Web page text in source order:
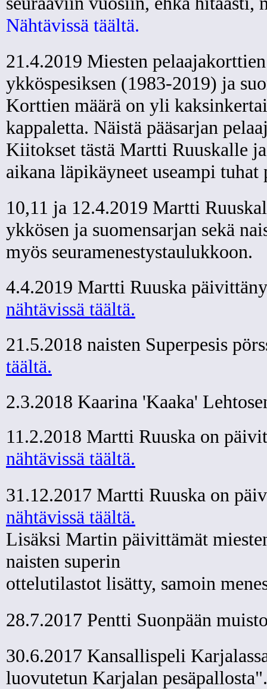
Nähtävissä täältä.
21.4.2019 Miesten
ykköspesiksen (1983-2019) ja
Korttien määrä on yli
kappaletta. Näistä pääsarjan
Kiitokset tästä Martti Ruuskalle
aikana läpikäyneet useampi
10,11 ja 12.4.2019 Martti
ykkösen ja suomensarjan sekä
myös seuramenestystaulukkoon.
4.4.2019 Martti Ruuska
nähtävissä täältä.
21.5.2018 naisten Superpesis
täältä.
2.3.2018 Kaarina 'Kaaka'
11.2.2018 Martti Ruuska on
nähtävissä täältä.
31.12.2017 Martti Ruuska on
nähtävissä täältä.
Lisäksi Martin päivittämät
naisten superin
ottelutilastot lisätty, samoin
28.7.2017 Pentti Suonpään
30.6.2017 Kansallispeli
luovutetun Karjalan